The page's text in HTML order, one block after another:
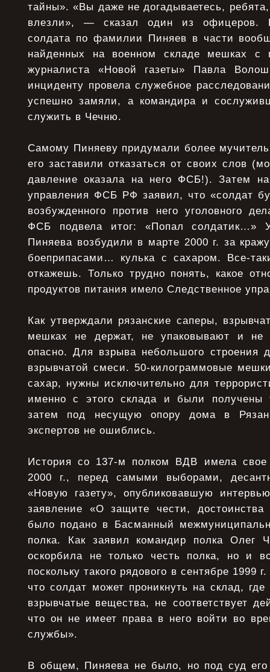
тайны». «Вы даже не догадываетесь,
влезли», — сказал один из офицеров.
солдата по фамилии Пиняев в части
найденных на военном складе мешках с
журналиста «Новой газеты» Павла
инциденту провела служебное
успешно замяли, а командира и
служить в Чечню.
Самому Пиняеву придумали более
его заставили отказаться от своих слов
давление оказала на него ФСБ!). Затем
управления ФСБ РФ заявил, что «солдат
возбужденного против него уголовного
ФСБ подвела итог: «Попал солдатик…»
Пиняева возбудили в марте 2000 г. за
боеприпасами… кулька с сахаром. Все-
откажешь. Только трудно понять, какое
продуктов питания имело Следственное
Как утверждали рязанские саперы,
мешках не держат, не упаковывают и
опасно. Для взрыва небольшого строения
взрывчатой смеси. 50-килограммовые
сахар, нужны исключительно для
именно с этого склада и были получены
затем под несущую опору дома в
экспертов не ошиблись.
История со 137-м полком ВДВ имела
2000 г., перед самыми выборами,
«Новую газету», опубликовавшую
заявление «О защите чести,
было подано в Басманный
полка. Как заявил командир полка Олег
оскорбила не только честь полка, но и
поскольку такого рядового в сентябре 1999
что солдат может проникнуть на склад,
взрывчатые вещества, не соответствует
что он не имеет права в него войти во
службы».
В общем, Пиняева не было, но под суд